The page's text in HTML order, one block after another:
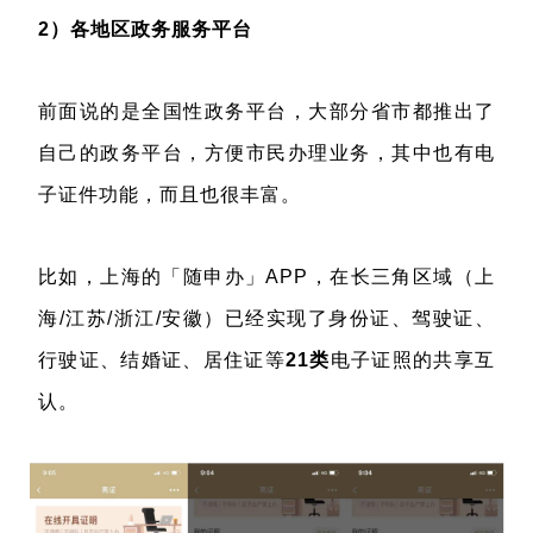
2）各地区政务服务平台
前面说的是全国性政务平台，大部分省市都推出了
自己的政务平台，方便市民办理业务，其中也有电
子证件功能，而且也很丰富。
比如，上海的「随申办」APP，在长三角区域（上
海/江苏/浙江/安徽）已经实现了身份证、驾驶证、
行驶证、结婚证、居住证等21类电子证照的共享互
认。